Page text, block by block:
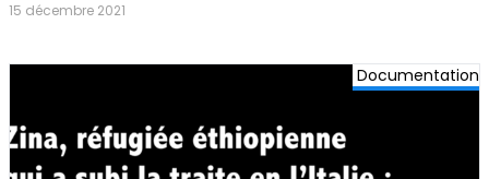
15 décembre 2021
Documentation